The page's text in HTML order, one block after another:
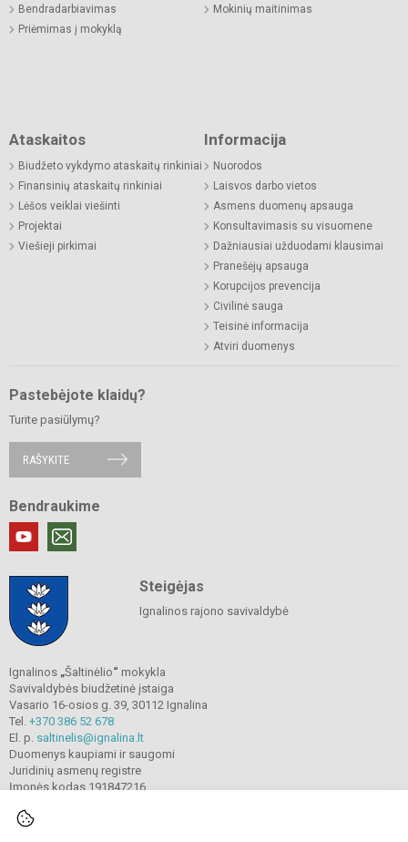
Bendradarbiavimas
Priėmimas į mokyklą
Mokinių maitinimas
Ataskaitos
Biudžeto vykdymo ataskaitų rinkiniai
Finansinių ataskaitų rinkiniai
Lėšos veiklai viešinti
Projektai
Viešieji pirkimai
Informacija
Nuorodos
Laisvos darbo vietos
Asmens duomenų apsauga
Konsultavimasis su visuomene
Dažniausiai užduodami klausimai
Pranešėjų apsauga
Korupcijos prevencija
Civilinė sauga
Teisinė informacija
Atviri duomenys
Pastebėjote klaidų?
Turite pasiūlymų?
RAŠYKITE
Bendraukime
Steigėjas
Ignalinos rajono savivaldybė
Ignalinos „Šaltinėlio“ mokykla
Savivaldybės biudžetinė įstaiga
Vasario 16-osios g. 39, 30112 Ignalina
Tel. +370 386 52 678
El. p. saltinelis@ignalina.lt
Duomenys kaupiami ir saugomi
Juridinių asmenų registre
Įmonės kodas 191847216